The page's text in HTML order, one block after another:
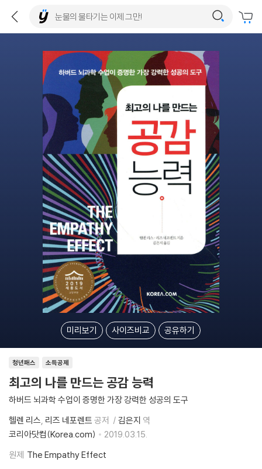
미리보기 사이즈비교 공유하기
소득공제
청년패스
최고의 나를 만드는 공감 능력
하버드 뇌과학 수업이 증명한 가장 강력한 성공의 도구
헬렌 리스 리즈 네포렌트 공저 김은지 역
코리아닷컴(Korea.com)
2019.03.15.
원제 The Empathy Effect